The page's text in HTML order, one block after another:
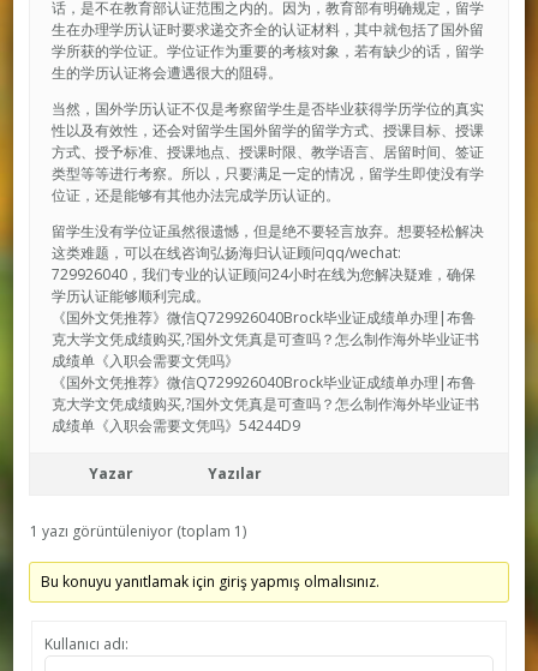
话，是不在教育部认证范围之内的。因为，教育部有明确规定，留学
生在办理学历认证时要求递交齐全的认证材料，其中就包括了国外留
学所获的学位证。学位证作为重要的考核对象，若有缺少的话，留学
生的学历认证将会遭遇很大的阻碍。
当然，国外学历认证不仅是考察留学生是否毕业获得学历学位的真实
性以及有效性，还会对留学生国外留学的留学方式、授课目标、授课
方式、授予标准、授课地点、授课时限、教学语言、居留时间、签证
类型等等进行考察。所以，只要满足一定的情况，留学生即使没有学
位证，还是能够有其他办法完成学历认证的。
留学生没有学位证虽然很遗憾，但是绝不要轻言放弃。想要轻松解决
这类难题，可以在线咨询弘扬海归认证顾问qq/wechat:
729926040，我们专业的认证顾问24小时在线为您解决疑难，确保
学历认证能够顺利完成。
《国外文凭推荐》微信Q729926040Brock毕业证成绩单办理|布鲁
克大学文凭成绩购买,?国外文凭真是可查吗？怎么制作海外毕业证书
成绩单《入职会需要文凭吗》
《国外文凭推荐》微信Q729926040Brock毕业证成绩单办理|布鲁
克大学文凭成绩购买,?国外文凭真是可查吗？怎么制作海外毕业证书
成绩单《入职会需要文凭吗》54244D9
Yazar Yazılar
1 yazı görüntüleniyor (toplam 1)
Bu konuyu yanıtlamak için giriş yapmış olmalısınız.
Kullanıcı adı: